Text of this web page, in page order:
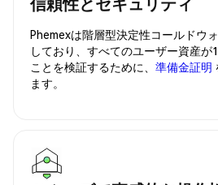
Phemexは階層型決定性コールドウ
しており、すべてのユーザー資産が
ことを検証するために、 準備金証明
ます。